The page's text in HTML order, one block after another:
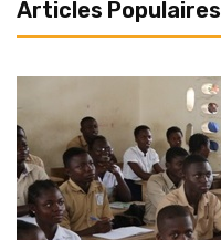
Articles Populaires